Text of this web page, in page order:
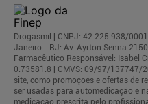
Drogasmil | CNPJ: 42.225.938/
Janeiro - RJ: Av. Ayrton Senna
Farmacêutico Responsável: Isabel
0.73581.8 | CMVS: 09/97/137747/
site, como promoções e ofertas de
ser usadas para automedicação e